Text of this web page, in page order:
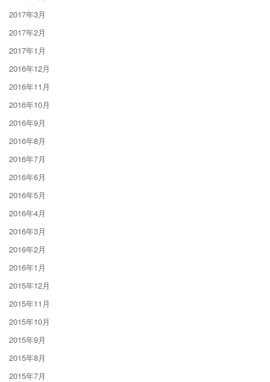
2017年3月
2017年2月
2017年1月
2016年12月
2016年11月
2016年10月
2016年9月
2016年8月
2016年7月
2016年6月
2016年5月
2016年4月
2016年3月
2016年2月
2016年1月
2015年12月
2015年11月
2015年10月
2015年9月
2015年8月
2015年7月